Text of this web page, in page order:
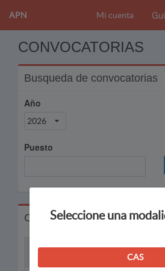
APN Mi cuenta
CONVOCATORIAS
Busqueda de convocatorias
Año
2026
Puesto
Convocatorias
Seleccione una
CAS